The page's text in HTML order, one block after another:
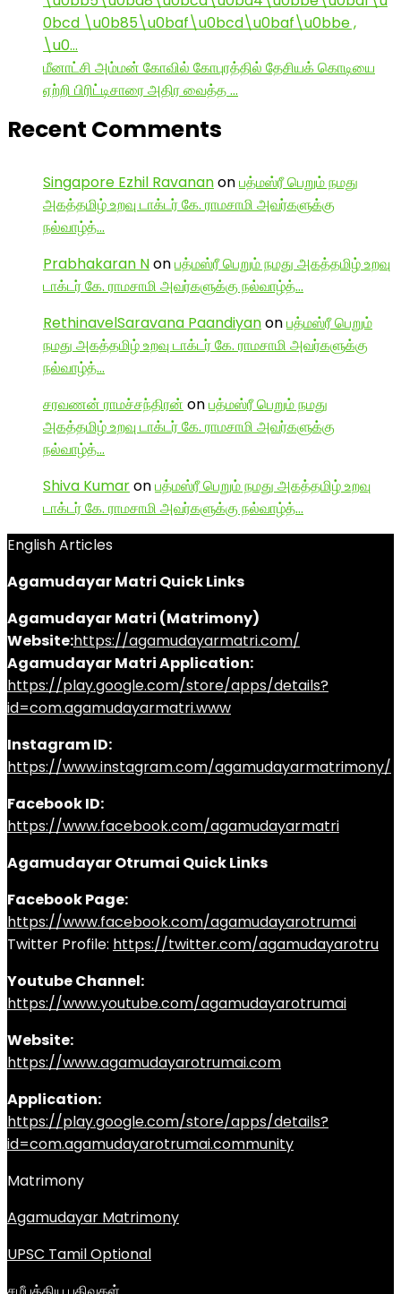
0bcd \u0b85\u0baf\u0bcd\u0baf\u0bbe ,
\u0…
மீனாட்சி அம்மன் கோவில் கோபுரத்தில் தேசியக் கொடியை
ஏற்றி பிரிட்டிசாரை அதிர வைத்த …
Recent Comments
Singapore Ezhil Ravananonபத்மஸ்ரீ பெறும் நமது
அகத்தமிழ் உறவு டாக்டர் கே. ராமசாமி அவர்களுக்கு
நல்வாழ்த்…
Prabhakaran Nonபத்மஸ்ரீ பெறும் நமது அகத்தமிழ் உறவு
டாக்டர் கே. ராமசாமி அவர்களுக்கு நல்வாழ்த்…
RethinavelSaravana Paandiyanonபத்மஸ்ரீ பெறும்
நமது அகத்தமிழ் உறவு டாக்டர் கே. ராமசாமி அவர்களுக்கு
நல்வாழ்த்…
சரவணன் ராமச்சந்திரன் onபத்மஸ்ரீ பெறும் நமது
அகத்தமிழ் உறவு டாக்டர் கே. ராமசாமி அவர்களுக்கு
நல்வாழ்த்…
Shiva Kumaronபத்மஸ்ரீ பெறும் நமது அகத்தமிழ் உறவு
டாக்டர் கே. ராமசாமி அவர்களுக்கு நல்வாழ்த்…
English Articles
Agamudayar Matri Quick Links
Agamudayar Matri (Matrimony)
Website:https://agamudayarmatri.com/
Agamudayar Matri Application:
https://play.google.com/store/apps/details?
id=com.agamudayarmatri.www
Instagram ID:
https://www.instagram.com/agamudayarmatrimony/
Facebook ID:
https://www.facebook.com/agamudayarmatri
Agamudayar Otrumai Quick Links
Facebook Page:
https://www.facebook.com/agamudayarotrumai
Twitter Profile: https://twitter.com/agamudayarotru
Youtube Channel:
https://www.youtube.com/agamudayarotrumai
Website:
https://www.agamudayarotrumai.com
Application:
https://play.google.com/store/apps/details?
id=com.agamudayarotrumai.community
Matrimony
Agamudayar Matrimony
UPSC Tamil Optional